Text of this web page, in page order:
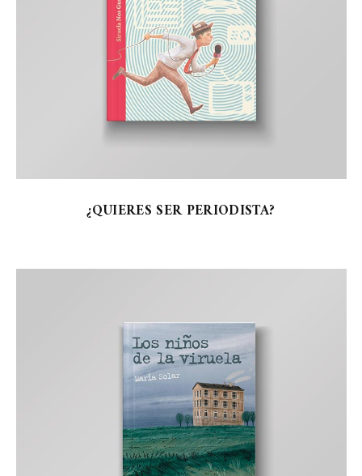
¿QUIERES SER PERIODISTA?